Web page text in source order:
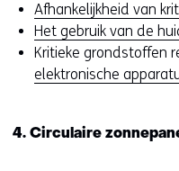
a
a
r
e
Afhankelijkheid van
Het gebruik van de
Kritieke grondstoffen
elektronische
4. Circulaire